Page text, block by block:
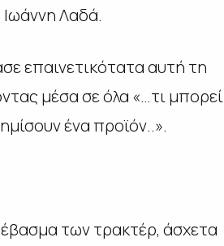
Λαδά.
επαινετικότατα αυτή τη
μέσα σε όλα «…τι μπορεί
ένα προϊόν..».
των τρακτέρ, άσχετα